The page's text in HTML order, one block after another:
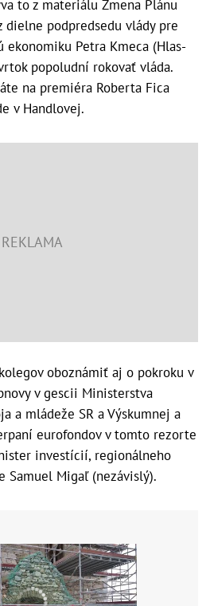
to z materiálu Zmena Plánu
dielne podpredsedu vlády pre
ekonomiku Petra Kmeca (Hlas-
popoludní rokovať vláda.
na premiéra Roberta Fica
v Handlovej.
oboznámiť aj o pokroku v
v gescii Ministerstva
a mládeže SR a Výskumnej a
eurofondov v tomto rezorte
investícií, regionálneho
Samuel Migaľ (nezávislý).